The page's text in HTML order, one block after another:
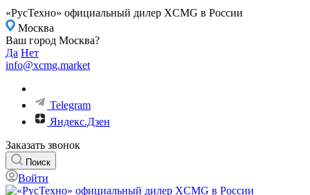
«РусТехно» официальный дилер XCMG в России
Москва
Ваш город Москва?
Да Нет
info@xcmg.market
Telegram
Яндекс.Дзен
Заказать звонок
Поиск
Войти